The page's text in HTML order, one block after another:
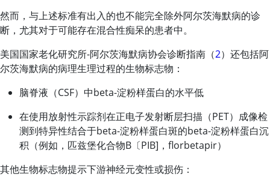
然而，与上述标准有出入的也不能完全除外阿尔茨海默病的诊
断，尤其对于可能存在混合性痴呆的患者中。
美国国家老化研究所-阿尔茨海默病协会诊断指南（2）还包括阿
尔茨海默病的病理生理过程的生物标志物：
脑脊液（CSF）中beta-淀粉样蛋白的水平低
在使用放射性示踪剂在正电子发射断层扫描（PET）成像检
测到特异性结合于beta-淀粉样蛋白斑的beta-淀粉样蛋白沉
积（例如，匹兹堡化合物B〔PIB]，florbetapir）
其他生物标志物提示下游神经元变性或损伤：